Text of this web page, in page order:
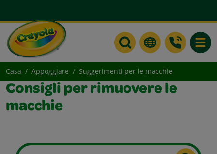
Casa Appoggiare Suggerimenti per le macchie
Consigli per rimuovere le
macchie